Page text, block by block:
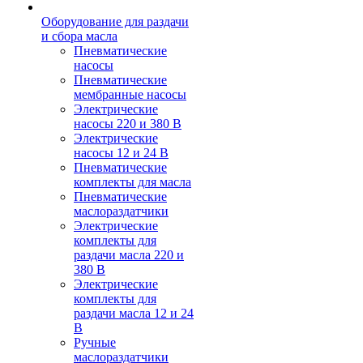
Оборудование для раздачи
и сбора масла
Пневматические
насосы
Пневматические
мембранные насосы
Электрические
насосы 220 и 380 В
Электрические
насосы 12 и 24 В
Пневматические
комплекты для масла
Пневматические
маслораздатчики
Электрические
комплекты для
раздачи масла 220 и
380 В
Электрические
комплекты для
раздачи масла 12 и 24
В
Ручные
маслораздатчики